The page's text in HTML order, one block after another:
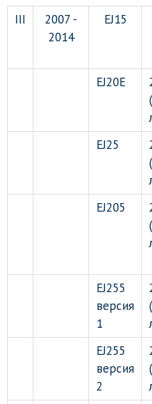
III
2007 -
2014
EJ15
EJ20E
EJ25
EJ205
EJ255
версия
1
EJ255
версия
2